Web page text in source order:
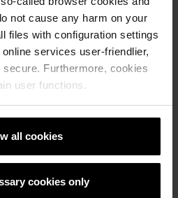
not cause any harm on your
files with configuration settings
services user-friendlier,
Furthermore, cookies
user functions.
all cookies
cookies only